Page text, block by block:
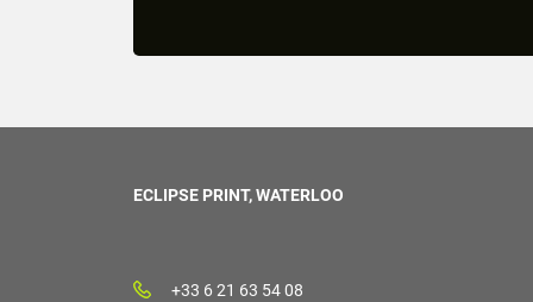
ECLIPSE PRINT, WATERLOO
+33 6 21 63 54 08